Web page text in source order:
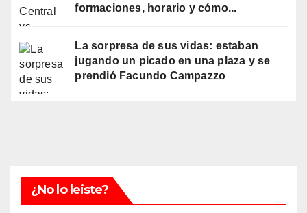
formaciones, horario y cómo...
La sorpresa de sus vidas: estaban
jugando un picado en una plaza y se
prendió Facundo Campazzo
¿No lo leiste?